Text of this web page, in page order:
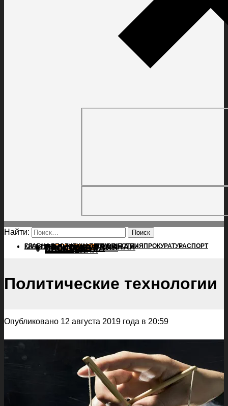
Найти:
ГЛАВНАЯПОЛИТИКАПРОИСШЕСТВИЯ ПРОКУРАТУРАСПОРТ
КУЛЬТУРАПОСЕЛЕНИЯГЛАВНАЯ
ПОЛИТИКА
ПРОИСШЕСТВИЯ
ПРОКУРАТУРА
СПОРТ
КУЛЬТУРА
ПОСЕЛЕНИЯ
Политические технологии
Опубликовано 12 августа 2019 года в 20:59